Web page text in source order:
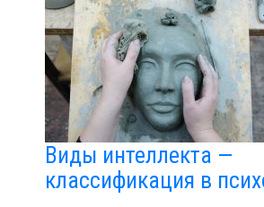
Виды интеллекта —
классификация в